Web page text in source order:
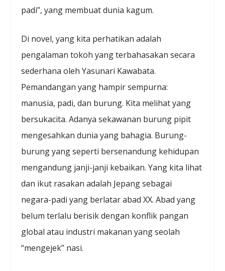
padi”, yang membuat dunia kagum.
Di novel, yang kita perhatikan adalah
pengalaman tokoh yang terbahasakan secara
sederhana oleh Yasunari Kawabata.
Pemandangan yang hampir sempurna:
manusia, padi, dan burung. Kita melihat yang
bersukacita. Adanya sekawanan burung pipit
mengesahkan dunia yang bahagia. Burung-
burung yang seperti bersenandung kehidupan
mengandung janji-janji kebaikan. Yang kita lihat
dan ikut rasakan adalah Jepang sebagai
negara-padi yang berlatar abad XX. Abad yang
belum terlalu berisik dengan konflik pangan
global atau industri makanan yang seolah
“mengejek” nasi.